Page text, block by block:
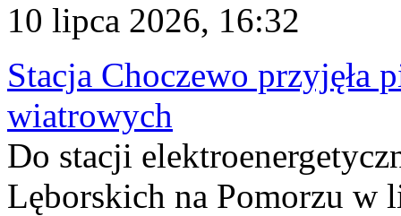
10 lipca 2026, 16:32
Stacja Choczewo przyjęła
wiatrowych
Do stacji
Lęborskich na Pomorzu w